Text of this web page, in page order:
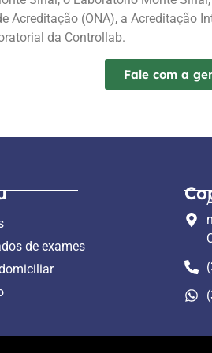
(ONA), a Acreditação
da Controllab.
Fale com a
de exames